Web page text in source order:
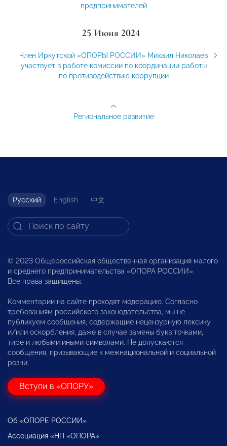
предпринимателей
25 Июня 2024
Член Иркутской «ОПОРЫ РОССИИ» Михаил Николаев
участвует в работе комиссии по координации работы
по противодействию коррупции
Региональное развитие
Русский English 中文
© 2023 Общероссийская общественная организация малого
и среднего предпринимательства «ОПОРА РОССИИ».
Все права защищены.
Комментарии на сайте проходят модерацию. Согласно
требованиям российского законодательства, мы не
публикуем сообщения, содержащие нецензурную лексику
и/или оскорбления, даже в случае замены букв точками,
тире и любыми иными символами. Не допускаются
сообщения, призывающие к межнациональной и социальной
розни.
Вступи в «ОПОРУ»
Об «ОПОРЕ РОССИИ»
Ассоциация «НП «ОПОРА»